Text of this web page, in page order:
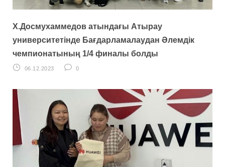
Х.Досмухаммедов атындағы Атырау
университетінде Бағдарламалаудан Әлемдік
чемпионатының 1/4 финалы болды
06.12.2023 0